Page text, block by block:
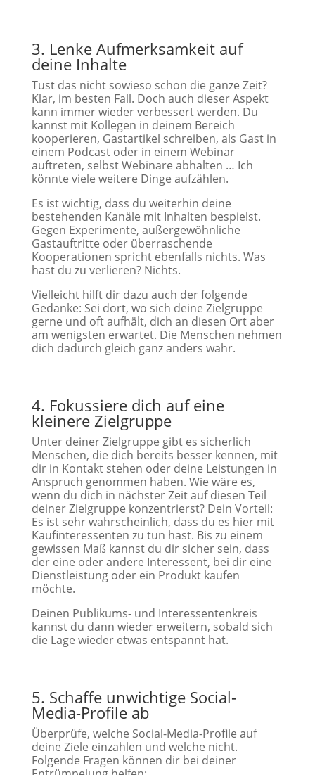
3. Lenke Aufmerksamkeit auf
deine Inhalte
Tust das nicht sowieso schon die ganze Zeit?
Klar, im besten Fall. Doch auch dieser Aspekt
kann immer wieder verbessert werden. Du
kannst mit Kollegen in deinem Bereich
kooperieren, Gastartikel schreiben, als Gast in
einem Podcast oder in einem Webinar
auftreten, selbst Webinare abhalten … Ich
könnte viele weitere Dinge aufzählen.
Es ist wichtig, dass du weiterhin deine
bestehenden Kanäle mit Inhalten bespielst.
Gegen Experimente, außergewöhnliche
Gastauftritte oder überraschende
Kooperationen spricht ebenfalls nichts. Was
hast du zu verlieren? Nichts.
Vielleicht hilft dir dazu auch der folgende
Gedanke: Sei dort, wo sich deine Zielgruppe
gerne und oft aufhält, dich an diesen Ort aber
am wenigsten erwartet. Die Menschen nehmen
dich dadurch gleich ganz anders wahr.
4. Fokussiere dich auf eine
kleinere Zielgruppe
Unter deiner Zielgruppe gibt es sicherlich
Menschen, die dich bereits besser kennen, mit
dir in Kontakt stehen oder deine Leistungen in
Anspruch genommen haben. Wie wäre es,
wenn du dich in nächster Zeit auf diesen Teil
deiner Zielgruppe konzentrierst? Dein Vorteil:
Es ist sehr wahrscheinlich, dass du es hier mit
Kaufinteressenten zu tun hast. Bis zu einem
gewissen Maß kannst du dir sicher sein, dass
der eine oder andere Interessent, bei dir eine
Dienstleistung oder ein Produkt kaufen
möchte.
Deinen Publikums- und Interessentenkreis
kannst du dann wieder erweitern, sobald sich
die Lage wieder etwas entspannt hat.
5. Schaffe unwichtige Social-
Media-Profile ab
Überprüfe, welche Social-Media-Profile auf
deine Ziele einzahlen und welche nicht.
Folgende Fragen können dir bei deiner